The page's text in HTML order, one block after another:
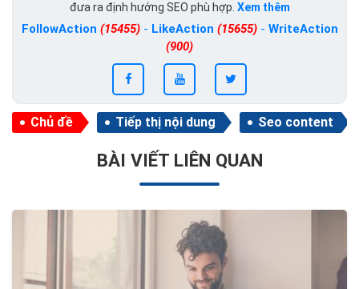
đưa ra định hướng SEO phù hợp. Xem thêm
FollowAction (15455)- LikeAction (15655)- WriteAction
(900)
Chủ đề Tiếp thị nội dung Seo content
BÀI VIẾT LIÊN QUAN